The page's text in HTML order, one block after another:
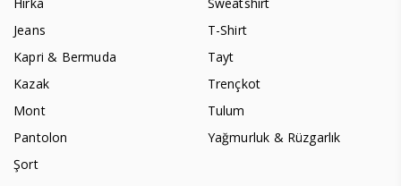
Hırka
Jeans
Kapri & Bermuda
Kazak
Mont
Pantolon
Şort
Sweatshirt
T-Shirt
Tayt
Trençkot
Tulum
Yağmurluk & Rüzgarlık